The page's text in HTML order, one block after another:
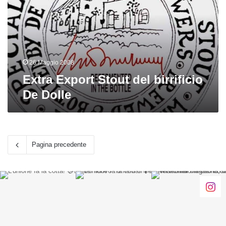
birrificio
De
Dolle
26 Maggio 2008
Extra Export Stout del birrificio
De Dolle
Pagina precedente